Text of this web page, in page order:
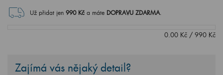
Už přidat jen 990Kč a máte DOPRAVU ZDARMA.
0.00 Kč / 990 Kč
Zajímá vás nějaký detail?